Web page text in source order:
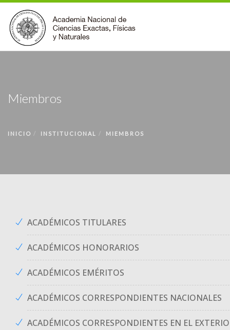
PREMIOS
BIBLIOTECA
VOLVER A LA PÁGINA INICIAL
BUSCAR EN ANCEFN
Miembros
INICIO INSTITUCIONAL MIEMBROS
ACADÉMICOS TITULARES
ACADÉMICOS HONORARIOS
ACADÉMICOS EMÉRITOS
ACADÉMICOS CORRESPONDIENTES NACIONALES
ACADÉMICOS CORRESPONDIENTES EN EL